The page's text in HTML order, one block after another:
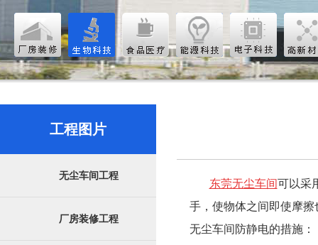
工程图片
无尘车间工程
厂房装修工程
东莞无尘车间可以采
手，使物体之间即使摩
无尘车间防静电的措施：